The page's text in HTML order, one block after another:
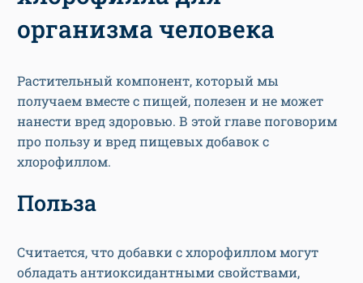
организма человека
Растительный компонент, который мы
получаем вместе с пищей, полезен и не может
нанести вред здоровью. В этой главе поговорим
про пользу и вред пищевых добавок с
хлорофиллом.
Польза
Считается, что добавки с хлорофиллом могут
обладать антиоксидантными свойствами,